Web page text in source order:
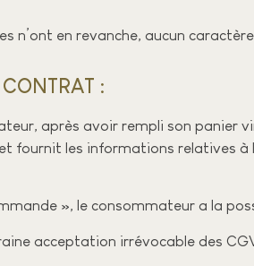
n’ont en revanche, aucun
:​
après avoir rempli son panier
fournit les informations relatives à
», le consommateur a la
acceptation irrévocable des